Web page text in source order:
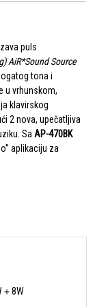
puls
AiR*Sound Source
tona i
u vrhunskom,
klavirskog
2 nova, upečatljiva
Sa AP-470BK
aplikaciju za
＋8W